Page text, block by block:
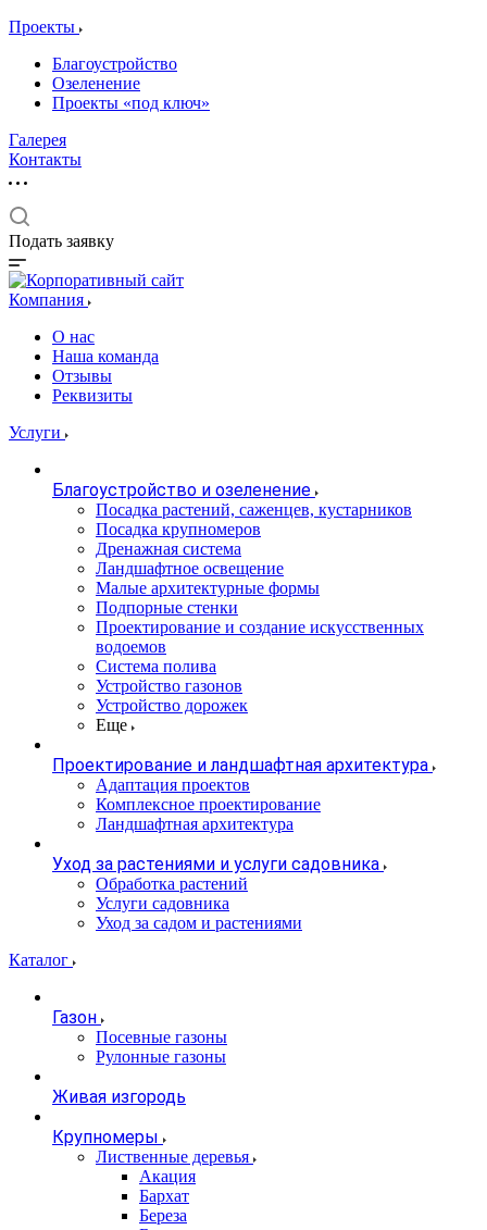
Проекты
Благоустройство
Озеленение
Проекты «под ключ»
Галерея
Контакты
Подать заявку
Компания
О нас
Наша команда
Отзывы
Реквизиты
Услуги
Благоустройство и озеленение
Посадка растений, саженцев, кустарников
Посадка крупномеров
Дренажная система
Ландшафтное освещение
Малые архитектурные формы
Подпорные стенки
Проектирование и создание искусственных
водоемов
Система полива
Устройство газонов
Устройство дорожек
Еще
Проектирование и ландшафтная архитектура
Адаптация проектов
Комплексное проектирование
Ландшафтная архитектура
Уход за растениями и услуги садовника
Обработка растений
Услуги садовника
Уход за садом и растениями
Каталог
Газон
Посевные газоны
Рулонные газоны
Живая изгородь
Крупномеры
Лиственные деревья
Акация
Бархат
Береза